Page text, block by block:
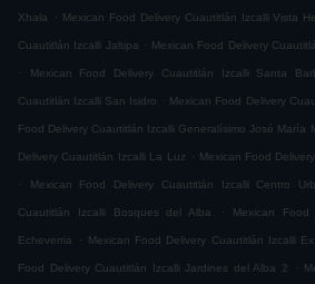
Xhala . Mexican Food Delivery Cuautitlán Izcalli Vista
Cuautitlán Izcalli Jaltipa . Mexican Food Delivery
.
Mexican Food Delivery Cuautitlán Izcalli Santa
Cuautitlán Izcalli San Isidro . Mexican Food Delivery
Food Delivery Cuautitlán Izcalli Generalísimo José María
Delivery Cuautitlán Izcalli La Luz . Mexican Food
.
Mexican Food Delivery Cuautitlán Izcalli Centro
Cuautitlán Izcalli Bosques del Alba . Mexican Food
Echeverria . Mexican Food Delivery Cuautitlán Izcalli
Food Delivery Cuautitlán Izcalli Jardines del Alba 2 .